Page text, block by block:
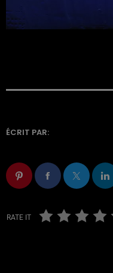
ÉCRIT PAR:
RATE IT